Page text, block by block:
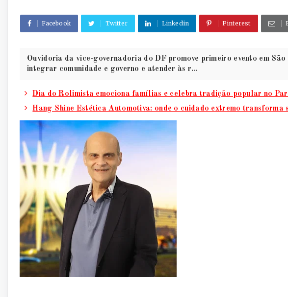
Facebook Twitter Linkedin Pinterest
Ouvidoria da vice-governadoria do DF promove primeiro evento em São
integrar comunidade e governo e atender às r...
Dia do Rolimista emociona famílias e celebra tradição popular no
Hang Shine Estética Automotiva: onde o cuidado extremo transforma